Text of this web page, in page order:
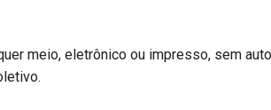
meio, eletrônico ou impresso, sem